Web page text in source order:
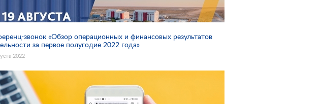
звонок «Обзор операционных и финансовых результатов
за первое полугодие 2022 года»
2022